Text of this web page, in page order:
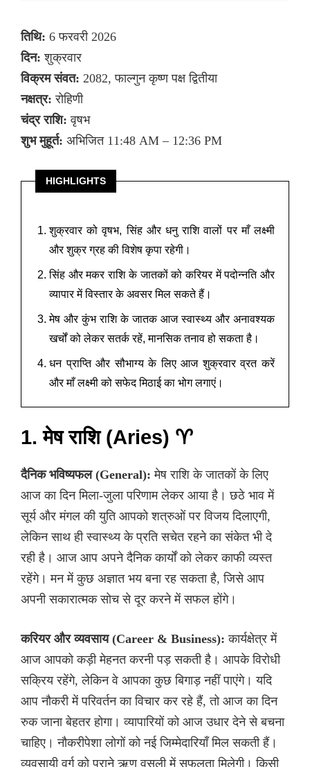
तिथि: 6 फरवरी 2026
दिन: शुक्रवार
विक्रम संवत: 2082, फाल्गुन कृष्ण पक्ष द्वितीया
नक्षत्र: रोहिणी
चंद्र राशि: वृषभ
शुभ मुहूर्त: अभिजित 11:48 AM – 12:36 PM
HIGHLIGHTS
शुक्रवार को वृषभ, सिंह और धनु राशि वालों पर माँ लक्ष्मी
और शुक्र ग्रह की विशेष कृपा रहेगी।
सिंह और मकर राशि के जातकों को करियर में पदोन्नति और
व्यापार में विस्तार के अवसर मिल सकते हैं।
मेष और कुंभ राशि के जातक आज स्वास्थ्य और अनावश्यक
खर्चों को लेकर सतर्क रहें, मानसिक तनाव हो सकता है।
धन प्राप्ति और सौभाग्य के लिए आज शुक्रवार व्रत करें
और माँ लक्ष्मी को सफेद मिठाई का भोग लगाएं।
1. मेष राशि (Aries) ♈
दैनिक भविष्यफल (General): मेष राशि के जातकों के लिए
आज का दिन मिला-जुला परिणाम लेकर आया है। छठे भाव में
सूर्य और मंगल की युति आपको शत्रुओं पर विजय दिलाएगी,
लेकिन साथ ही स्वास्थ्य के प्रति सचेत रहने का संकेत भी दे
रही है। आज आप अपने दैनिक कार्यों को लेकर काफी व्यस्त
रहेंगे। मन में कुछ अज्ञात भय बना रह सकता है, जिसे आप
अपनी सकारात्मक सोच से दूर करने में सफल होंगे।
करियर और व्यवसाय (Career & Business): कार्यक्षेत्र में
आज आपको कड़ी मेहनत करनी पड़ सकती है। आपके विरोधी
सक्रिय रहेंगे, लेकिन वे आपका कुछ बिगाड़ नहीं पाएंगे। यदि
आप नौकरी में परिवर्तन का विचार कर रहे हैं, तो आज का दिन
रुक जाना बेहतर होगा। व्यापारियों को आज उधार देने से बचना
चाहिए। नौकरीपेशा लोगों को नई जिम्मेदारियाँ मिल सकती हैं।
व्यवसायी वर्ग को पुराने ऋण वसूली में सफलता मिलेगी। किसी